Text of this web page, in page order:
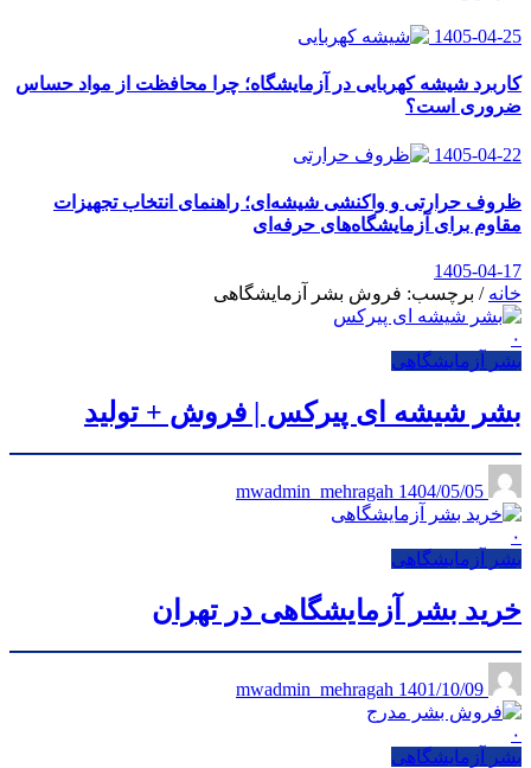
1405-04-25
کاربرد شیشه کهربایی در آزمایشگاه؛ چرا محافظت از مواد حساس
ضروری است؟
1405-04-22
ظروف حرارتی و واکنشی شیشه‌ای؛ راهنمای انتخاب تجهیزات
مقاوم برای آزمایشگاه‌های حرفه‌ای
1405-04-17
خانه / برچسب: فروش بشر آزمایشگاهی
۰
بشر آزمایشگاهی
بشر شیشه ای پیرکس | فروش + تولید
1404/05/05
۰
بشر آزمایشگاهی
خرید بشر آزمایشگاهی در تهران
1401/10/09
۰
بشر آزمایشگاهی